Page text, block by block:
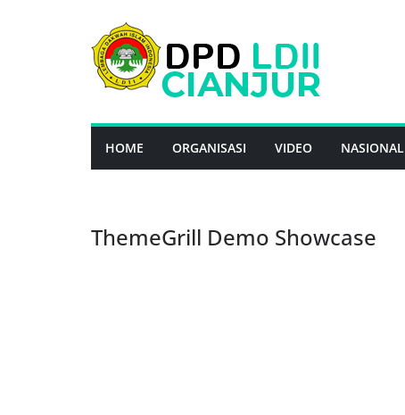
HOME ORGANISASI VIDEO NASIONAL
ThemeGrill Demo Showcase